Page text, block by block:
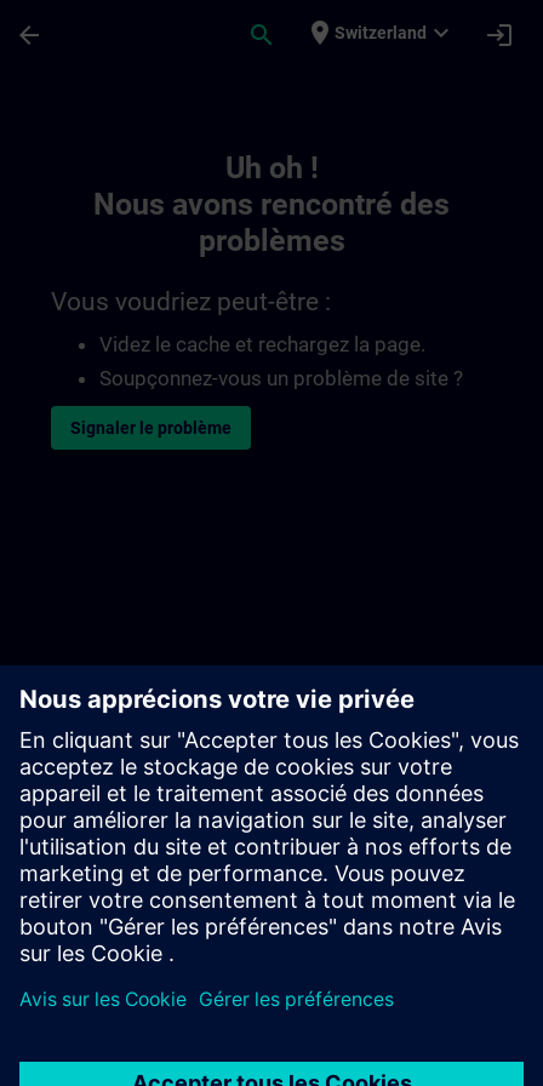
arrow_back search place Switzerland expand_more login
Uh oh !
Nous avons rencontré des
problèmes
Vous voudriez peut-être :
Videz le cache et rechargez la page.
Soupçonnez-vous un problème de site ?
Signaler le problème